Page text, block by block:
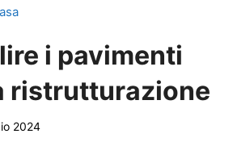
i pavimenti
ristrutturazione
2024